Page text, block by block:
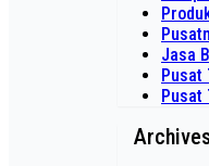
Jasa
Pusat
Pusat